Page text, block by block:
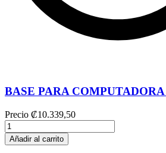
BASE PARA
Precio ₡10.339,50
Añadir al carrito